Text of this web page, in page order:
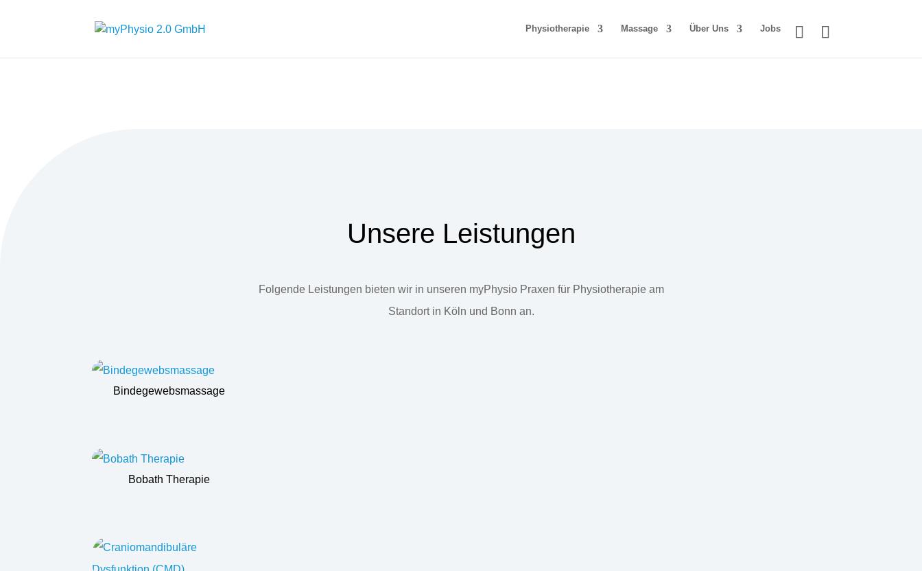
Physiotherapie Massage Über Uns Jobs
Unsere Leistungen
Folgende Leistungen bieten wir in unseren myPhysio Praxen für Physiotherapie am
Standort in Köln und Bonn an.
Bindegewebsmassage
Bobath Therapie